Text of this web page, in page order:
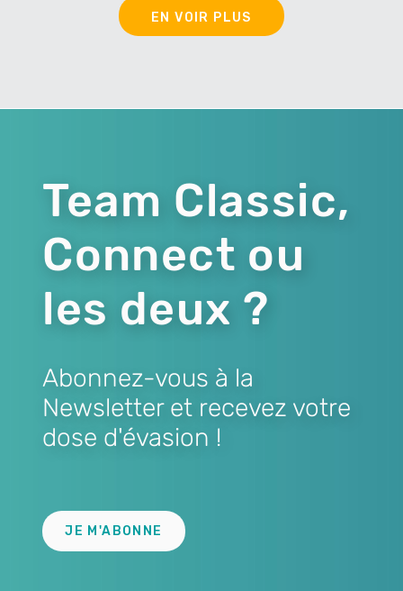
EN VOIR PLUS
Team Classic,
Connect ou
les deux ?
Abonnez-vous à la
Newsletter et recevez votre
dose d'évasion !
JE M'ABONNE